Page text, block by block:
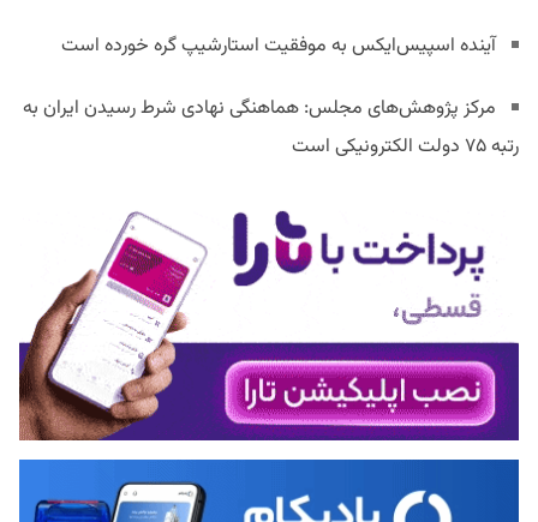
آینده اسپیس‌ایکس به موفقیت استارشیپ گره خورده است
مرکز پژوهش‌های مجلس: هماهنگی نهادی شرط رسیدن ایران به
رتبه ۷۵ دولت الکترونیکی است